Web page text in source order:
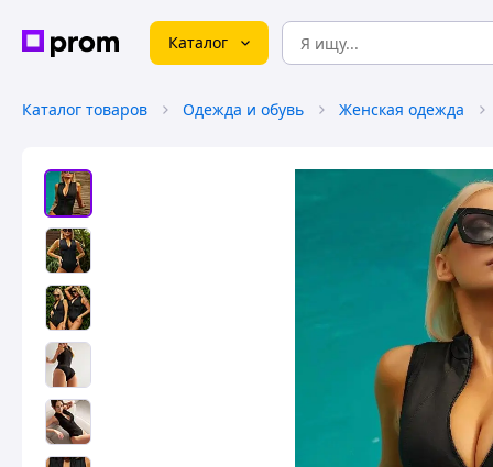
Каталог
Каталог товаров Одежда и обувь Женская одежда